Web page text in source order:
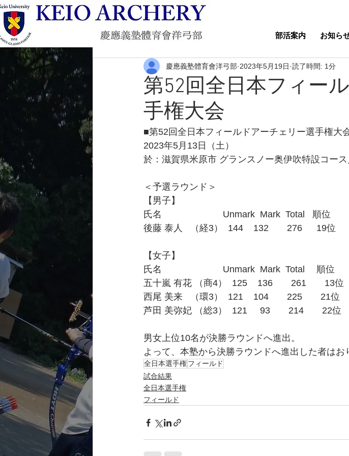
部活案内 お知ら
第52回全日本フィー
手権大会
慶應義塾體育會洋弓部 2023年5月19日 読了時間: 1分
■第52回全日本フィールドアーチェリー選手権大
2023年5月13日（土）
於：滋賀県米原市 グランスノー奥伊吹特設コース
＜予選ラウンド＞
【男子】
氏名　　　　　      Unmark  Mark  Total   順位
後藤 泰人   （経3）  144    132　　276　  19位
【女子】
氏名　　　　　      Unmark  Mark  Total　 順位
五十嵐 有花 （商4）  125    136　　261　　13位
西尾 美来   （環3）  121    104　　225　　21位
芦田 美弥妃 （総3）  121     93　　214　　22位
男女上位10名が決勝ラウンドへ進出。
よって、本塾から決勝ラウンドへ進出した者はお
全日本選手権フィールド
試合結果
全日本選手権
フィールド